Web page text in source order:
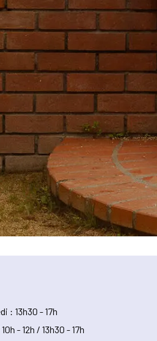
: 13h30 - 17h
- 12h / 13h30 - 17h